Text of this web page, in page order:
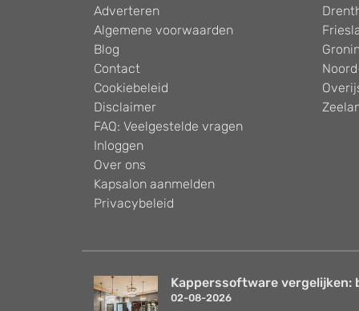
Adverteren
Algemene voorwaarden
Blog
Contact
Cookiebeleid
Disclaimer
FAQ: Veelgestelde vragen
Inloggen
Over ons
Kapsalon aanmelden
Privacybeleid
Kapperssoftware vergelijken:
02-08-2026